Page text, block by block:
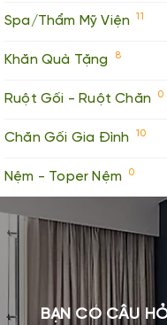
Spa/Thẩm Mỹ Viện 11
Khăn Quà Tặng 8
Ruột Gối - Ruột Chăn 0
Chăn Gối Gia Đình 10
Nệm - Toper Nệm 0
BẠN CÓ CÂU